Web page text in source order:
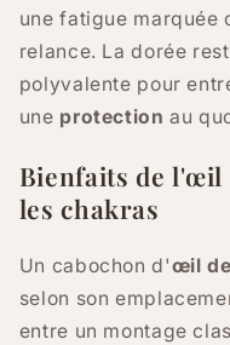
une fatigue marquée
relance. La dorée
polyvalente pour
une protection au
Bienfaits de l'œil
les chakras
Un cabochon d'œil
selon son
entre un montage